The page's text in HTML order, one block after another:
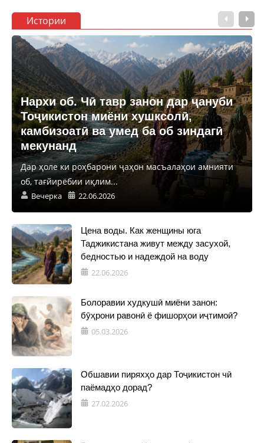
Истории
Нархи об. Чӣ тавр занон дар ҷануби
Тоҷикистон миёни хушксолӣ,
камбизоатӣ ва умед ба об зиндагӣ
мекунанд
Дар ҳоле ки роҳбарони ҷаҳон масъалаҳои амнияти
об, тағйирёбии иқлим...
Вечерка 22.06.2026
Цена воды. Как женщины юга
Таджикистана живут между засухой,
бедностью и надеждой на воду
22.06.2026
Болоравии худкушӣ миёни занон:
бӯҳрони равонӣ ё фишорҳои иҷтимоӣ?
05.03.2026
Обшавии пиряхҳо дар Тоҷикистон чӣ
паёмадҳо дорад?
27.02.2026